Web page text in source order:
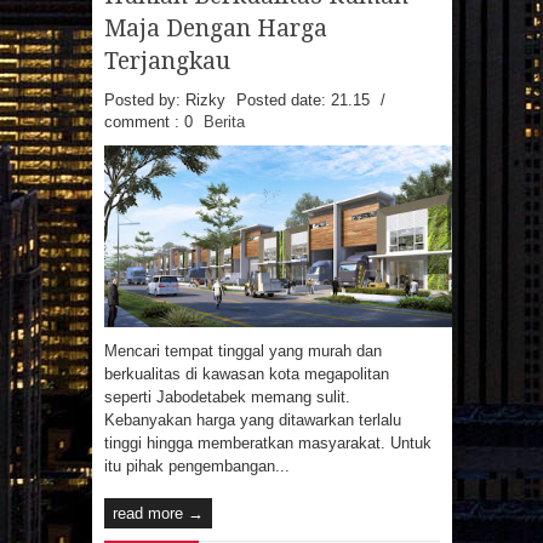
MANFAAT MAJU
MASAKAN
MINUMAN
PEMBANGUNAN
PERCETAKAN
PRAGNANCY
PROPERTI
RESATURANT
REVIEW
SMARTPHONE
SNAPPY
SPA
SPORTS
TECHNOLOGY
TEKNOLOGI
TIPS
TRAVEL
TREVEL
UMUM
UNIVERSITAS
VIDEO
WANITA WISATA
Arsip Blog
► 2026 (7) ► 2025 (17)
► 2024 (22) ► 2023
► 2022 (1) ► 2021
(29) ►
▼ 2018 (135)
► DESEMBER
► 2017 (86)
► 2015
Maja Dengan Harga
Terjangkau
Posted by: Rizky Posted date: 21.15
/
comment : 0
Berita
Mencari tempat tinggal yang murah dan
berkualitas di kawasan kota megapolitan
seperti Jabodetabek memang sulit.
Kebanyakan harga yang ditawarkan terlalu
tinggi hingga memberatkan masyarakat. Untuk
itu pihak pengembangan...
read more →